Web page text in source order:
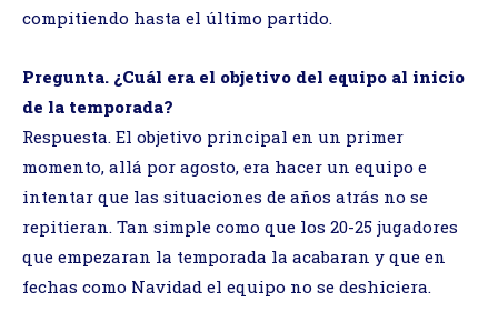
compitiendo hasta el último partido.
Pregunta. ¿Cuál era el objetivo del equipo al inicio
de la temporada?
Respuesta. El objetivo principal en un primer
momento, allá por agosto, era hacer un equipo e
intentar que las situaciones de años atrás no se
repitieran. Tan simple como que los 20-25 jugadores
que empezaran la temporada la acabaran y que en
fechas como Navidad el equipo no se deshiciera.